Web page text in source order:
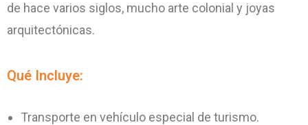
de hace varios siglos, mucho arte colonial y joyas
arquitectónicas.
Qué Incluye:
Transporte en vehículo especial de turismo.